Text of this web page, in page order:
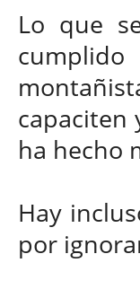
Lo que
capaciten
ha hecho
Hay
por